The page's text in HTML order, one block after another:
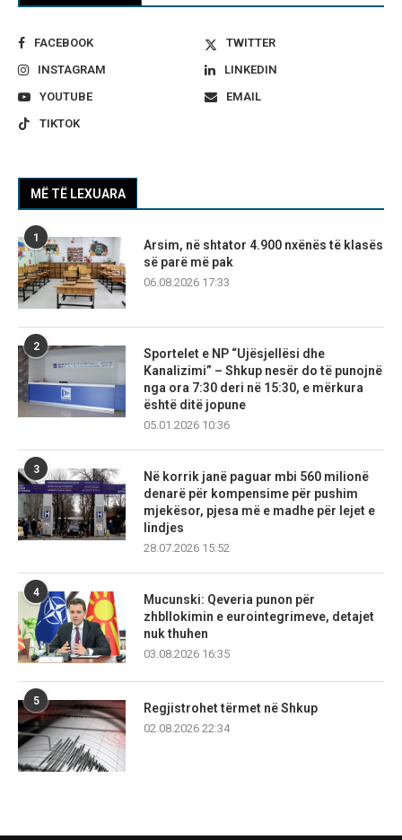
FACEBOOK
TWITTER
INSTAGRAM
LINKEDIN
YOUTUBE
EMAIL
TIKTOK
MË TË LEXUARA
1
Arsim, në shtator 4.900 nxënës të klasës
së parë më pak
06.08.2026 17:33
2
Sportelet e NP “Ujësjellësi dhe
Kanalizimi” – Shkup nesër do të punojnë
nga ora 7:30 deri në 15:30, e mërkura
është ditë jopune
05.01.2026 10:36
3
Në korrik janë paguar mbi 560 milionë
denarë për kompensime për pushim
mjekësor, pjesa më e madhe për lejet e
lindjes
28.07.2026 15:52
4
Mucunski: Qeveria punon për
zhbllokimin e eurointegrimeve, detajet
nuk thuhen
03.08.2026 16:35
5
Regjistrohet tërmet në Shkup
02.08.2026 22:34